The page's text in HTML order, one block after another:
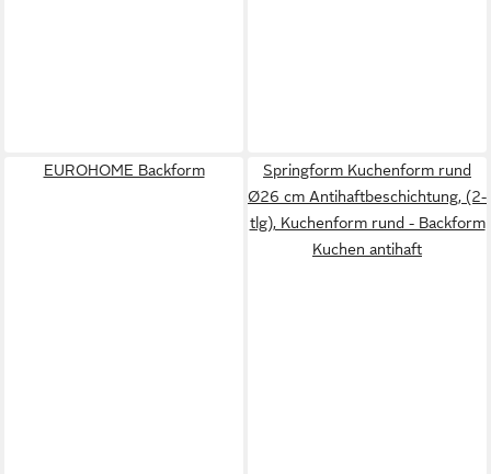
EUROHOME Backform
Springform Kuchenform rund
Ø26 cm Antihaftbeschichtung, (2-
tlg), Kuchenform rund - Backform
Kuchen antihaft